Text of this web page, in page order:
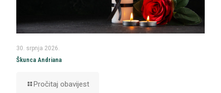
30. srpnja 2026.
Škunca Andriana
Pročitaj obavijest